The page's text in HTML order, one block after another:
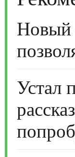
Новый
Устал